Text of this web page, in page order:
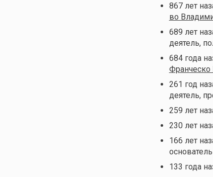
867 лет
во
689 лет
деятель,
684 года
Франческо
261 год
деятель,
259 лет
230 лет
166 лет
133 года